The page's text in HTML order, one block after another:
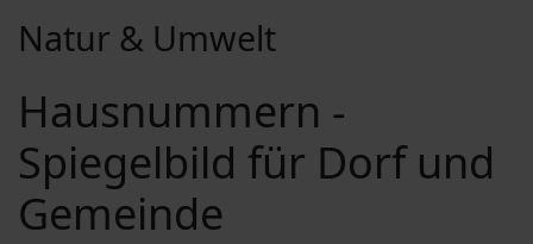
Natur & Umwelt
Hausnummern -
Spiegelbild für Dorf und
Gemeinde